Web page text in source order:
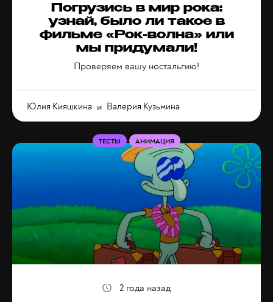
Погрузись в мир рока:
узнай, было ли такое в
фильме «Рок-волна» или
мы придумали!
Проверяем вашу ностальгию!
Юлия Кияшкина и Валерия Кузьмина
ТЕСТЫ АНИМАЦИЯ
2 года назад